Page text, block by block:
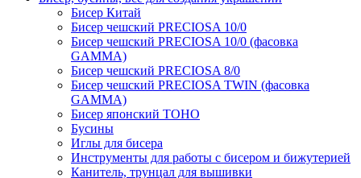
Бисер Китай
Бисер чешский PRECIOSA 10/0
Бисер чешский PRECIOSA 10/0 (фасовка
GAMMA)
Бисер чешский PRECIOSA 8/0
Бисер чешский PRECIOSA TWIN (фасовка
GAMMA)
Бисер японский TOHO
Бусины
Иглы для бисера
Инструменты для работы с бисером и бижутерией
Канитель, трунцал для вышивки